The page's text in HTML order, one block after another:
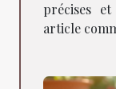
précises
article